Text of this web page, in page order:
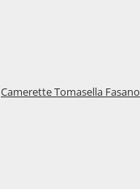
Camerette Tomasella Fasano